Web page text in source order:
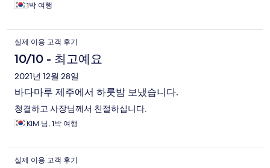
1박 여행
실제 이용 고객 후기
10/10 - 최고예요
2021년 12월 28일
바다마루 제주에서 하룻밤 보냈습니다.
청결하고 사장님께서 친절하십니다.
KIM 님, 1박 여행
실제 이용 고객 후기